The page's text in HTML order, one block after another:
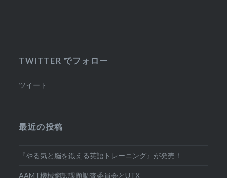
TWITTER でフォロー
ツイート
最近の投稿
『やる気と脳を鍛える英語トレーニング』が発売！
AAMT機械翻訳課題調査委員会とUTX